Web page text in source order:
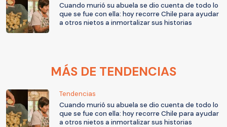
Cuando murió su abuela se dio cuenta de todo lo
que se fue con ella: hoy recorre Chile para ayudar
a otros nietos a inmortalizar sus historias
MÁS DE TENDENCIAS
Tendencias
Cuando murió su abuela se dio cuenta de todo lo
que se fue con ella: hoy recorre Chile para ayudar
a otros nietos a inmortalizar sus historias